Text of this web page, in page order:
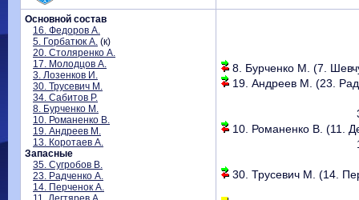
Основной состав
16. Федоров А.
5. Горбатюк А. (к)
20. Столяренко А.
17. Молодцов А.
3. Лозенков И.
30. Трусевич М.
34. Сабитов Р.
8. Бурченко М.
10. Романенко В.
19. Андреев М.
13. Коротаев А.
Запасные
35. Сугробов В.
23. Радченко А.
14. Перченок А.
8. Бурченко М. (7.
19. Андреев М. (23.
10. Романенко В. (11.
30. Трусевич М. (14.